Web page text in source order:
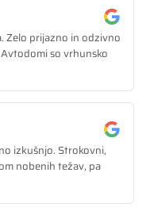
Zelo prijazno in odzivno
so vrhunsko
izkušnjo. Strokovni,
nobenih težav, pa